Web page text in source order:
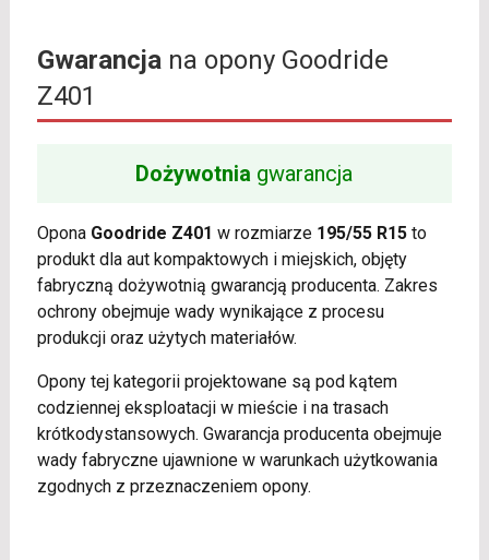
Gwarancjana opony Goodride
Z401
Dożywotnia gwarancja
Opona Goodride Z401 w rozmiarze 195/55 R15to
produkt dla aut kompaktowych i miejskich, objęty
fabryczną dożywotnią gwarancją producenta. Zakres
ochrony obejmuje wady wynikające z procesu
produkcji oraz użytych materiałów.
Opony tej kategorii projektowane są pod kątem
codziennej eksploatacji w mieście i na trasach
krótkodystansowych. Gwarancja producenta obejmuje
wady fabryczne ujawnione w warunkach użytkowania
zgodnych z przeznaczeniem opony.